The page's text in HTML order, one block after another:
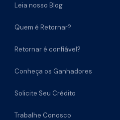
Leia nosso Blog
Quem é Retornar?
Retornar é confiável?
Conheça os Ganhadores
Solicite Seu Crédito
Trabalhe Conosco